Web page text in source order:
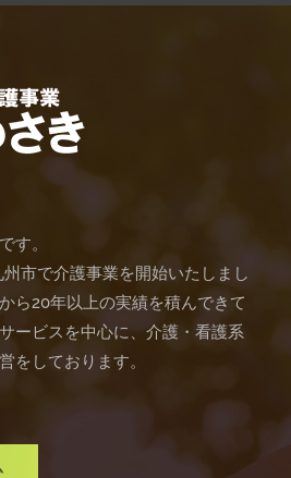
す。
市で介護事業を開始いたしまし
ら20年以上の実績を積んできて
ービスを中心に、介護・看護系
をしております。